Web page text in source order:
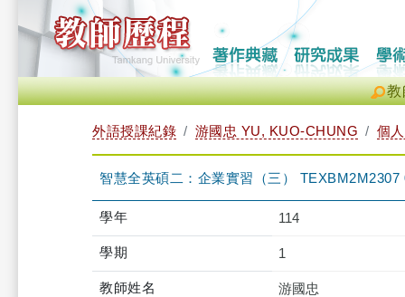
教
外語授課紀錄 游國忠 YU, KUO-CHUNG 個
智慧全英碩二：企業實習（三） TEXBM2M2307
學年 114
學期 1
教師姓名 游國忠